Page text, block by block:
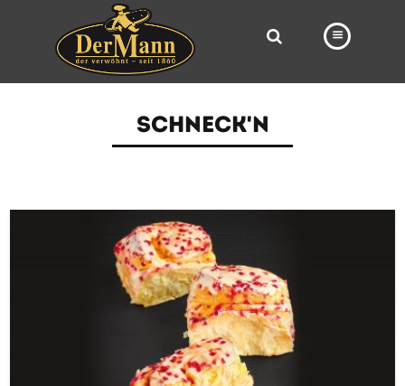
FILIALEN
BROTWAY
VORBESTELLUNG
NEWS
KARRIERE
VIDEOS
SCHNECK'N